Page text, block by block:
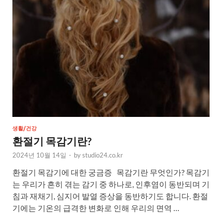
생활/건강
환절기 목감기란?
2024년 10월 14일 - bystudio24.co.kr
환절기 목감기에 대한 궁금증 목감기란 무엇인가? 목감기
는 우리가 흔히 겪는 감기 중 하나로, 인후염이 동반되며 기
침과 재채기, 심지어 발열 증상을 동반하기도 합니다. 환절
기에는 기온의 급격한 변화로 인해 우리의 면역 …